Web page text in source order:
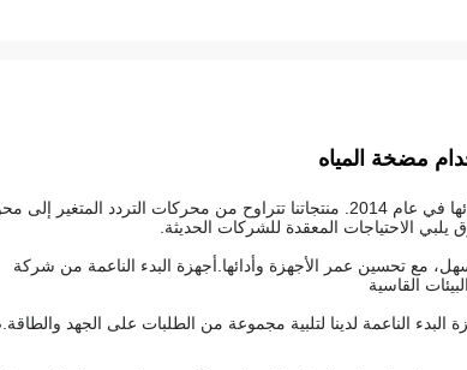
فيكونج هي شركة تكنولوجيا رائدة التي نمت بشكل مثير للإعجاب منذ إنشائها في عام 2014. منتجاتنا تتراوح من محركات التردد
يلبي الاحتياجات المعقدة للشركات الحديثة.
مع تحسين عمر الأجهزة وأدائها.أجهزة البدء الناعمة من شركة
القاسية
الناعمة لدينا لتلبية مجموعة من الطلبات على الجهد